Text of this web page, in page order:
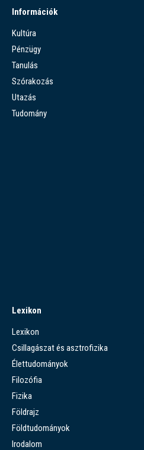
Információk
Kultúra
Pénzügy
Tanulás
Szórakozás
Utazás
Tudomány
Lexikon
Lexikon
Csillagászat és asztrofizika
Élettudományok
Filozófia
Fizika
Földrajz
Földtudományok
Irodalom